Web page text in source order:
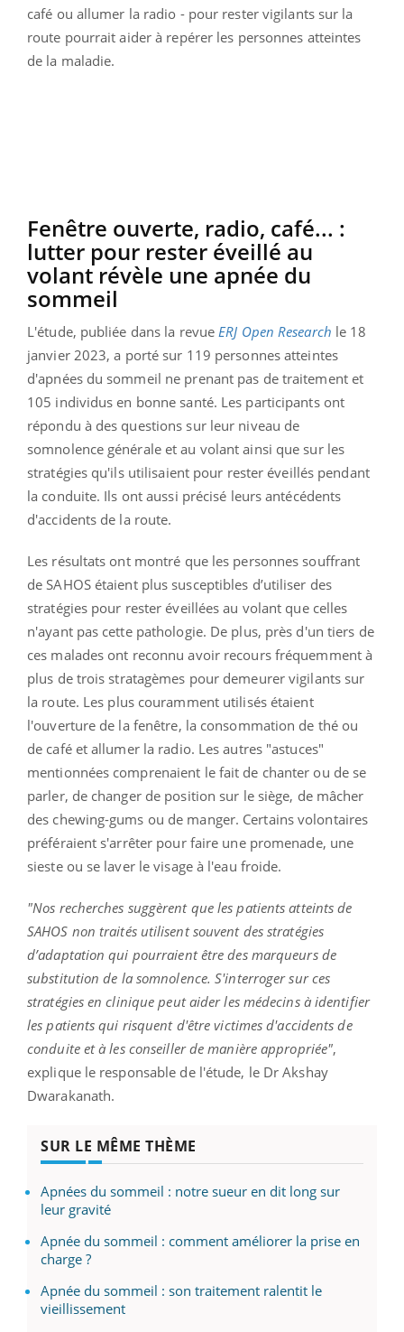
café ou allumer la radio - pour rester vigilants sur la
route pourrait aider à repérer les personnes atteintes
de la maladie.
Fenêtre ouverte, radio, café... :
lutter pour rester éveillé au
volant révèle une apnée du
sommeil
L'étude, publiée dans la revue ERJ Open Research le 18
janvier 2023, a porté sur 119 personnes atteintes
d'apnées du sommeil ne prenant pas de traitement et
105 individus en bonne santé. Les participants ont
répondu à des questions sur leur niveau de
somnolence générale et au volant ainsi que sur les
stratégies qu'ils utilisaient pour rester éveillés pendant
la conduite. Ils ont aussi précisé leurs antécédents
d'accidents de la route.
Les résultats ont montré que les personnes souffrant
deSAHOSétaient plus susceptibles d’utiliser des
stratégies pour rester éveillées au volant que celles
n'ayant pas cette pathologie. De plus, près d'un tiers de
ces malades ont reconnu avoir recours fréquemment à
plus de trois stratagèmes pour demeurer vigilants sur
la route. Les plus couramment utilisés étaient
l'ouverture de la fenêtre, la consommation de thé ou
de café et allumer la radio. Les autres "astuces"
mentionnées comprenaient le fait de chanter ou de se
parler, de changer de position sur le siège, de mâcher
des chewing-gums ou de manger. Certains volontaires
préféraient s'arrêter pour faire une promenade, une
sieste ou se laver le visage à l'eau froide.
"Nos recherches suggèrent que les patients atteints de
SAHOS non traités utilisent souvent des stratégies
d’adaptation qui pourraient être des marqueurs de
substitution de la somnolence. S'interroger sur ces
stratégies en clinique peut aider les médecins à identifier
les patients qui risquent d'être victimes d'accidents de
conduite et à les conseiller de manière appropriée",
explique le responsable de l'étude, le DrAkshay
Dwarakanath.
SUR LE MÊME THÈME
Apnées du sommeil : notre sueur en dit long sur
leur gravité
Apnée du sommeil : comment améliorer la prise en
charge ?
Apnée du sommeil : son traitement ralentit le
vieillissement